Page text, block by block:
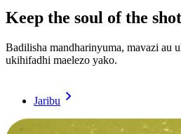
Keep the soul of the
Badilisha mandharinyuma, mavazi au
ukihifadhi maelezo yako.
Jaribu